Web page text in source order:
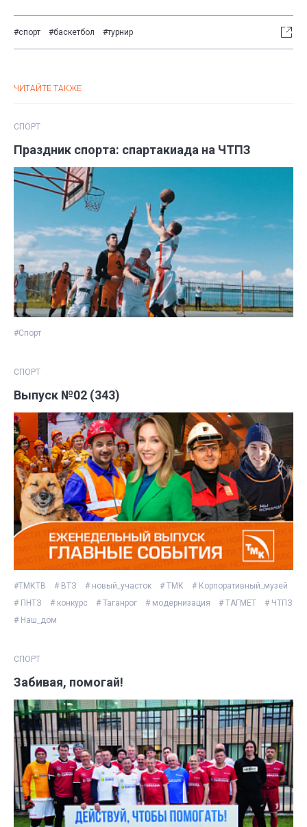
#спорт #баскетбол #турнир
ЧИТАЙТЕ ТАКЖЕ
СПОРТ
Праздник спорта: спартакиада на ЧТПЗ
#Спорт
СПОРТ
Выпуск №02 (343)
#ТМКТВ # ВТЗ # новый_участок # ТМК
# Корпоративный_музей
# ПНТЗ
# конкурс # Таганрог # модернизация # ТАГМЕТ
# ЧТПЗ
# Наш_дом
СПОРТ
Забивая, помогай!